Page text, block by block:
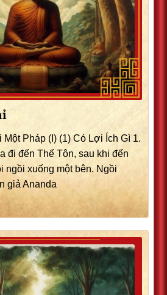
Pháp (I) (1) Có Lợi Ích Gì 1.
đi đến Thế Tôn, sau khi đến
ngồi xuống một bên. Ngồi
giả Ananda